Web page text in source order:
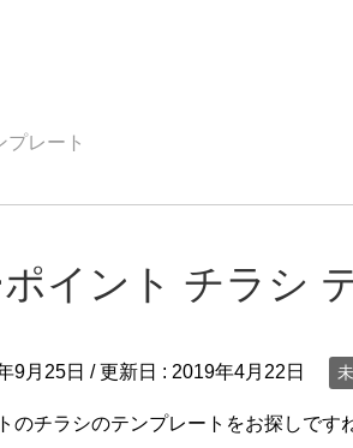
プレート
イント チラシ
9月25日 / 更新日 : 2019年4月22日
のチラシのテンプレートをお探しです